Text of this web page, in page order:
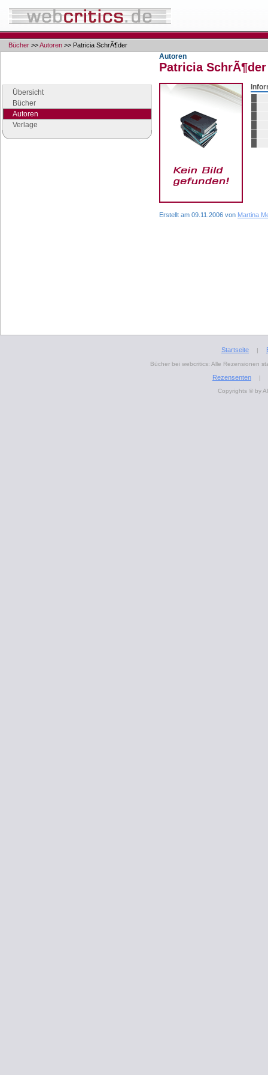
Bücher >>Autoren >> Patricia SchrÃ¶der
Übersicht
Bücher
Autoren
Verlage
Autoren
Patricia SchrÃ¶der
Erstellt am 09.11.2006 von Martina
Startseite |
Bücher bei webcritics: Alle Rezensionen
Rezensenten
|
Copyrights © by